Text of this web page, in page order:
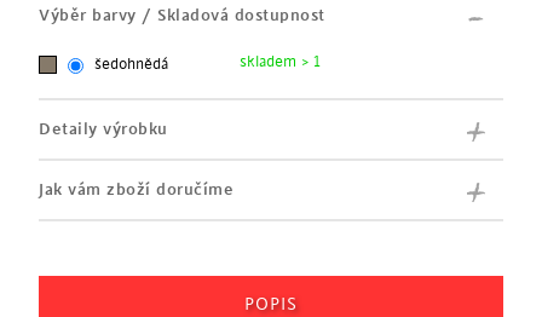
Výběr barvy / Skladová dostupnost
šedohnědá skladem > 1
Detaily výrobku
Jak vám zboží doručíme
POPIS